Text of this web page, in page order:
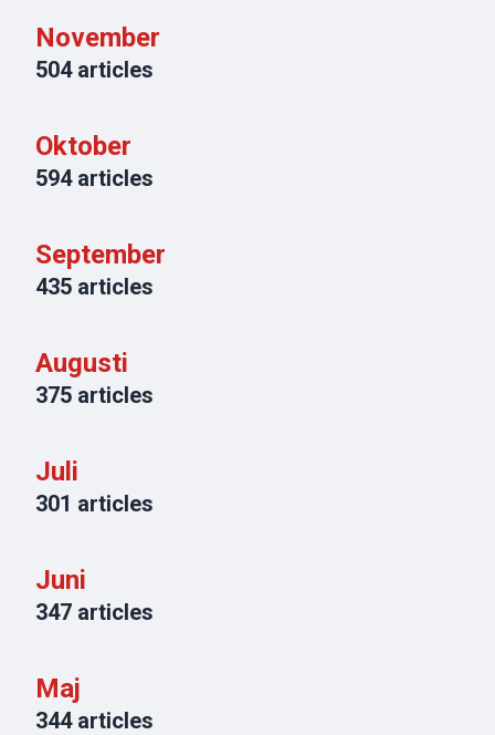
November
504articles
Oktober
594articles
September
435 articles
Augusti
375 articles
Juli
301 articles
Juni
347 articles
Maj
344articles